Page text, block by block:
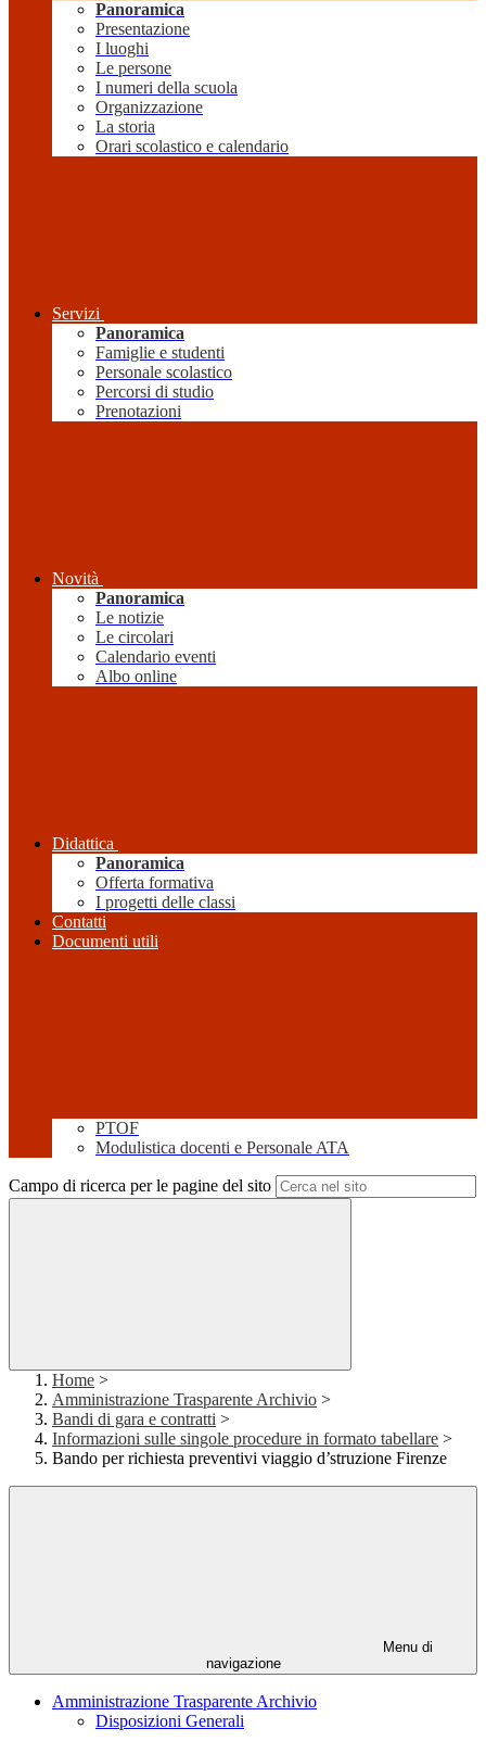
Panoramica
Presentazione
I luoghi
Le persone
I numeri della scuola
Organizzazione
La storia
Orari scolastico e calendario
Servizi
Panoramica
Famiglie e studenti
Personale scolastico
Percorsi di studio
Prenotazioni
Novità
Panoramica
Le notizie
Le circolari
Calendario eventi
Albo online
Didattica
Panoramica
Offerta formativa
I progetti delle classi
Contatti
Documenti utili
PTOF
Modulistica docenti e Personale ATA
Campo di ricerca per le pagine del sito
Home >
Amministrazione Trasparente Archivio >
Bandi di gara e contratti >
Informazioni sulle singole procedure in formato tabellare >
Bando per richiesta preventivi viaggio d’struzione Firenze
Menu di
navigazione
Amministrazione Trasparente Archivio
Disposizioni Generali